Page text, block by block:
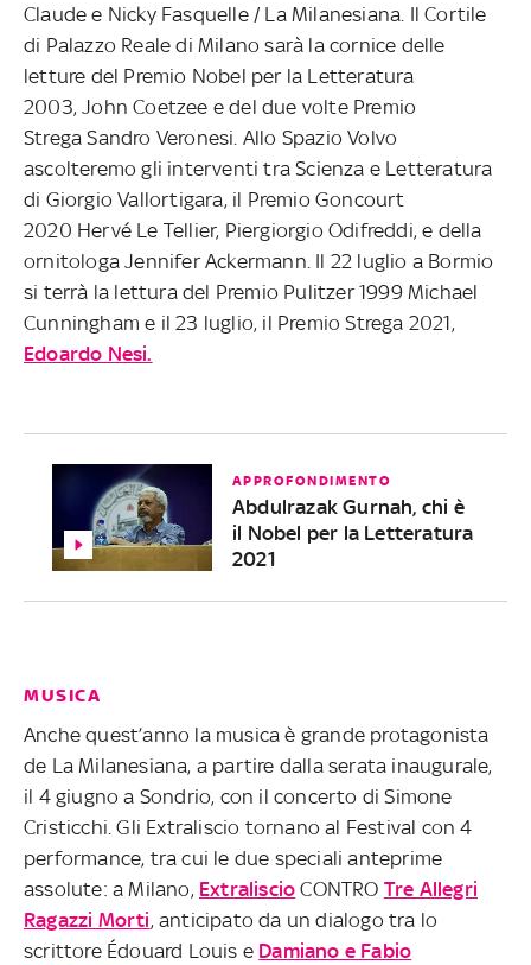
Claude e Nicky Fasquelle / La Milanesiana. Il Cortile
di Palazzo Reale di Milano sarà la cornice delle
letture del Premio Nobel per la Letteratura
2003, John Coetzee e del due volte Premio
Strega Sandro Veronesi. Allo Spazio Volvo
ascolteremo gli interventi tra Scienza e Letteratura
di Giorgio Vallortigara, il Premio Goncourt
2020 Hervé Le Tellier, Piergiorgio Odifreddi, e della
ornitologa Jennifer Ackermann. Il 22 luglio a Bormio
si terrà la lettura del Premio Pulitzer 1999 Michael
Cunningham e il 23 luglio, il Premio Strega 2021,
Edoardo Nesi.
APPROFONDIMENTO
Abdulrazak Gurnah, chi è
il Nobel per la Letteratura
2021
MUSICA
Anche quest’anno la musica è grande protagonista
de La Milanesiana, a partire dalla serata inaugurale,
il 4 giugno a Sondrio, con il concerto di Simone
Cristicchi. Gli Extraliscio tornano al Festival con 4
performance, tra cui le due speciali anteprime
assolute: a Milano, Extraliscio CONTRO Tre Allegri
Ragazzi Morti, anticipato da un dialogo tra lo
scrittore Édouard Louis e Damiano e Fabio